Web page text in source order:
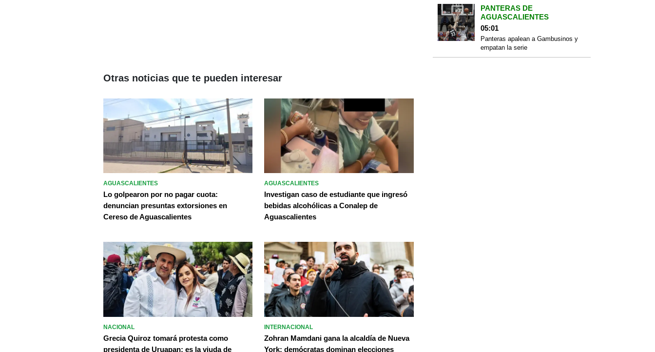
PANTERAS DE
AGUASCALIENTES
05:01
Panteras apalean a Gambusinos y
empatan la serie
Otras noticias que te pueden interesar
AGUASCALIENTES
Lo golpearon por no pagar cuota:
denuncian presuntas extorsiones en
Cereso de Aguascalientes
AGUASCALIENTES
Investigan caso de estudiante que ingresó
bebidas alcohólicas a Conalep de
Aguascalientes
NACIONAL
Grecia Quiroz tomará protesta como
presidenta de Uruapan; es la viuda de
INTERNACIONAL
Zohran Mamdani gana la alcaldía de Nueva
York; demócratas dominan elecciones